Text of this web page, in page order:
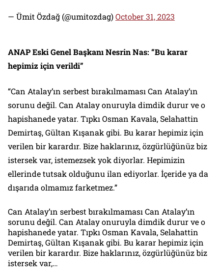
— Ümit Özdağ (@umitozdag)October 31, 2023
ANAP Eski Genel Başkanı Nesrin Nas: “Bu karar
hepimiz için verildi”
“Can Atalay’ın serbest bırakılmaması Can Atalay’ın
sorunu değil. Can Atalay onuruyla dimdik durur ve o
hapishanede yatar. Tıpkı Osman Kavala, Selahattin
Demirtaş, Gültan Kışanak gibi. Bu karar hepimiz için
verilen bir karardır. Bize haklarınız, özgürlüğünüz biz
istersek var, istemezsek yok diyorlar. Hepimizin
ellerinde tutsak olduğunu ilan ediyorlar. İçeride ya da
dışarıda olmamız farketmez.”
Can Atalay’ın serbest bırakılmaması Can Atalay’ın
sorunu değil. Can Atalay onuruyla dimdik durur ve o
hapishanede yatar. Tıpkı Osman Kavala, Selahattin
Demirtaş, Gültan Kışanak gibi. Bu karar hepimiz için
verilen bir karardır. Bize haklarınız, özgürlüğünüz biz
istersek var,…